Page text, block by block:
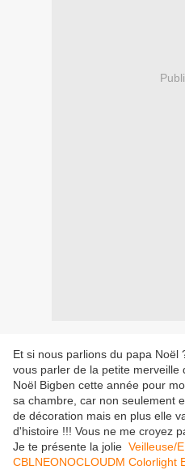
Et si nous parlions du papa
vous parler de la petite merveille
Noël Bigben cette année pour
sa chambre, car non seulement
de décoration mais en plus elle
d'histoire !!! Vous ne me croyez
Je te présente la jolie Veilleuse/
CBLNEONOCLOUDM Colorlight